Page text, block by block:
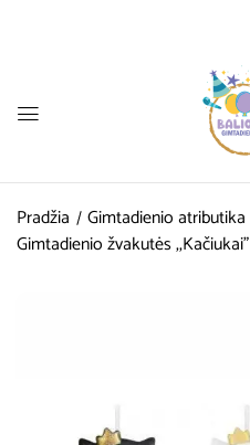
Pradžia Gimtadienio atributika
Gimtadienio žvakutės ,,Kačiukai”